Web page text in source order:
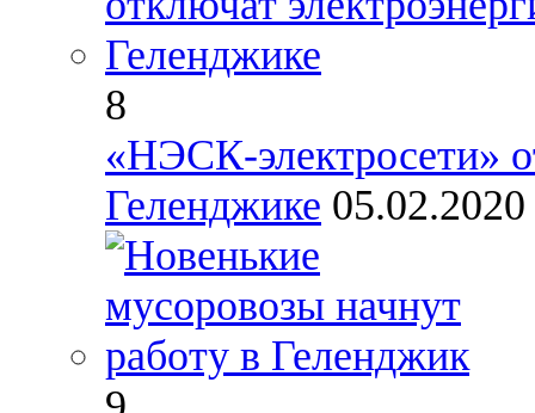
8
«НЭСК-электросети»
Геленджике 05.02.2020